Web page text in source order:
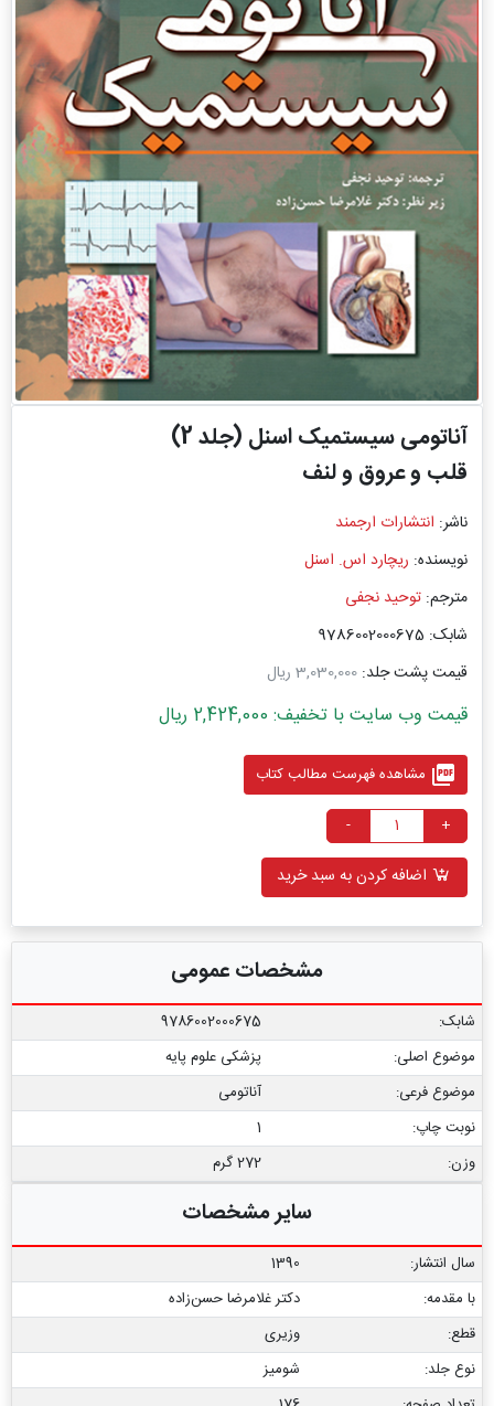
آناتومی سیستمیک اسنل (جلد 2)
قلب و عروق و لنف
ناشر: انتشارات ارجمند
نویسنده: ریچارد اس. اسنل
مترجم: توحید نجفی
شابک: 9786002000675
قیمت پشت جلد: 3,030,000 ریال
قیمت وب سایت با تخفیف: 2,424,000 ریال
picture_as_pdf مشاهده فهرست مطالب کتاب
+
-
اضافه کردن به سبد خرید
مشخصات عمومی
شابک:
9786002000675
موضوع اصلی:
پزشکی علوم پایه
موضوع فرعی:
آناتومی
نوبت چاپ:
1
وزن:
272 گرم
سایر مشخصات
سال انتشار:
1390
با مقدمه:
دکتر غلامرضا حسن‌زاده
قطع:
وزیری
نوع جلد:
شومیز